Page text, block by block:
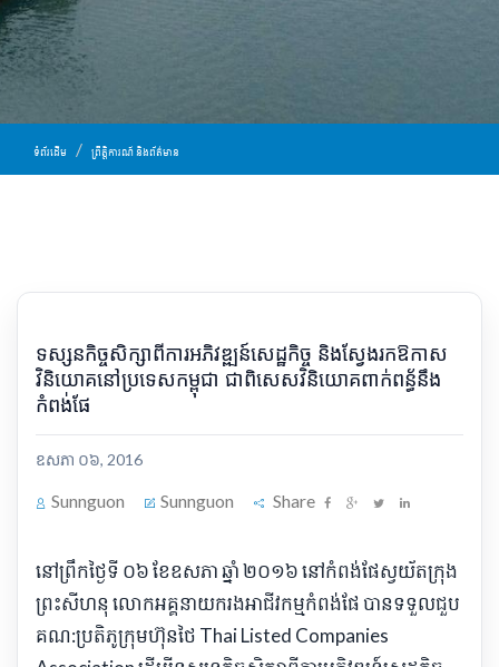
ទំព័រដើម ព្រឹត្តិការណ៍ និងព័ត៌មាន
ទស្សនកិច្ច​សិក្សា​ពី​ការអភិវឌ្ឍន៍​សេដ្ឋកិច្ច និង​ស្វែងរក​ឱកាស​
វិនិយោគ​នៅ​ប្រទេស​កម្ពុជា ជាពិសេស​វិនិយោគ​ពាក់​ពន្ធ័​នឹង​
កំពង់ផែ​
ឧសភា ០៦, 2016
Sunnguon Sunnguon Share
​នៅ​ព្រឹក​ថ្ងៃទី ០៦ ខែ​ឧសភា ឆ្នាំ ២០១៦ នៅ​កំពង់ផែ​ស្វយ័ត​ក្រុង
ព្រះសីហនុ លោក​អគ្គនាយករង​អាជីវកម្ម​កំពង់ផែ បាន​ទទួល​ជួប​
គណ​:​ប្រតិភូ​ក្រុមហ៊ុន​ថៃ Thai Listed Companies